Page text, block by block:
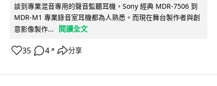
談到專業混音專用的聲音監聽耳機，Sony 經典 MDR-7506 到
MDR-M1 專業錄音室耳機都為人熟悉。而現在舞台製作者與創
意影像製作...
閱讀全文
35 4 ↗ 分享